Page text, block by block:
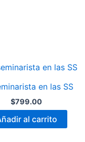
en las SS
$799.00
al carrito